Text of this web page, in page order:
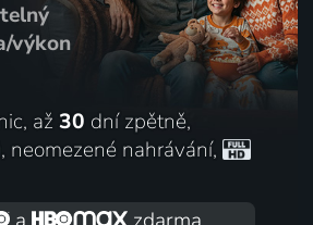
výkon
až 30 dní zpětně,
, neomezené nahrávání,